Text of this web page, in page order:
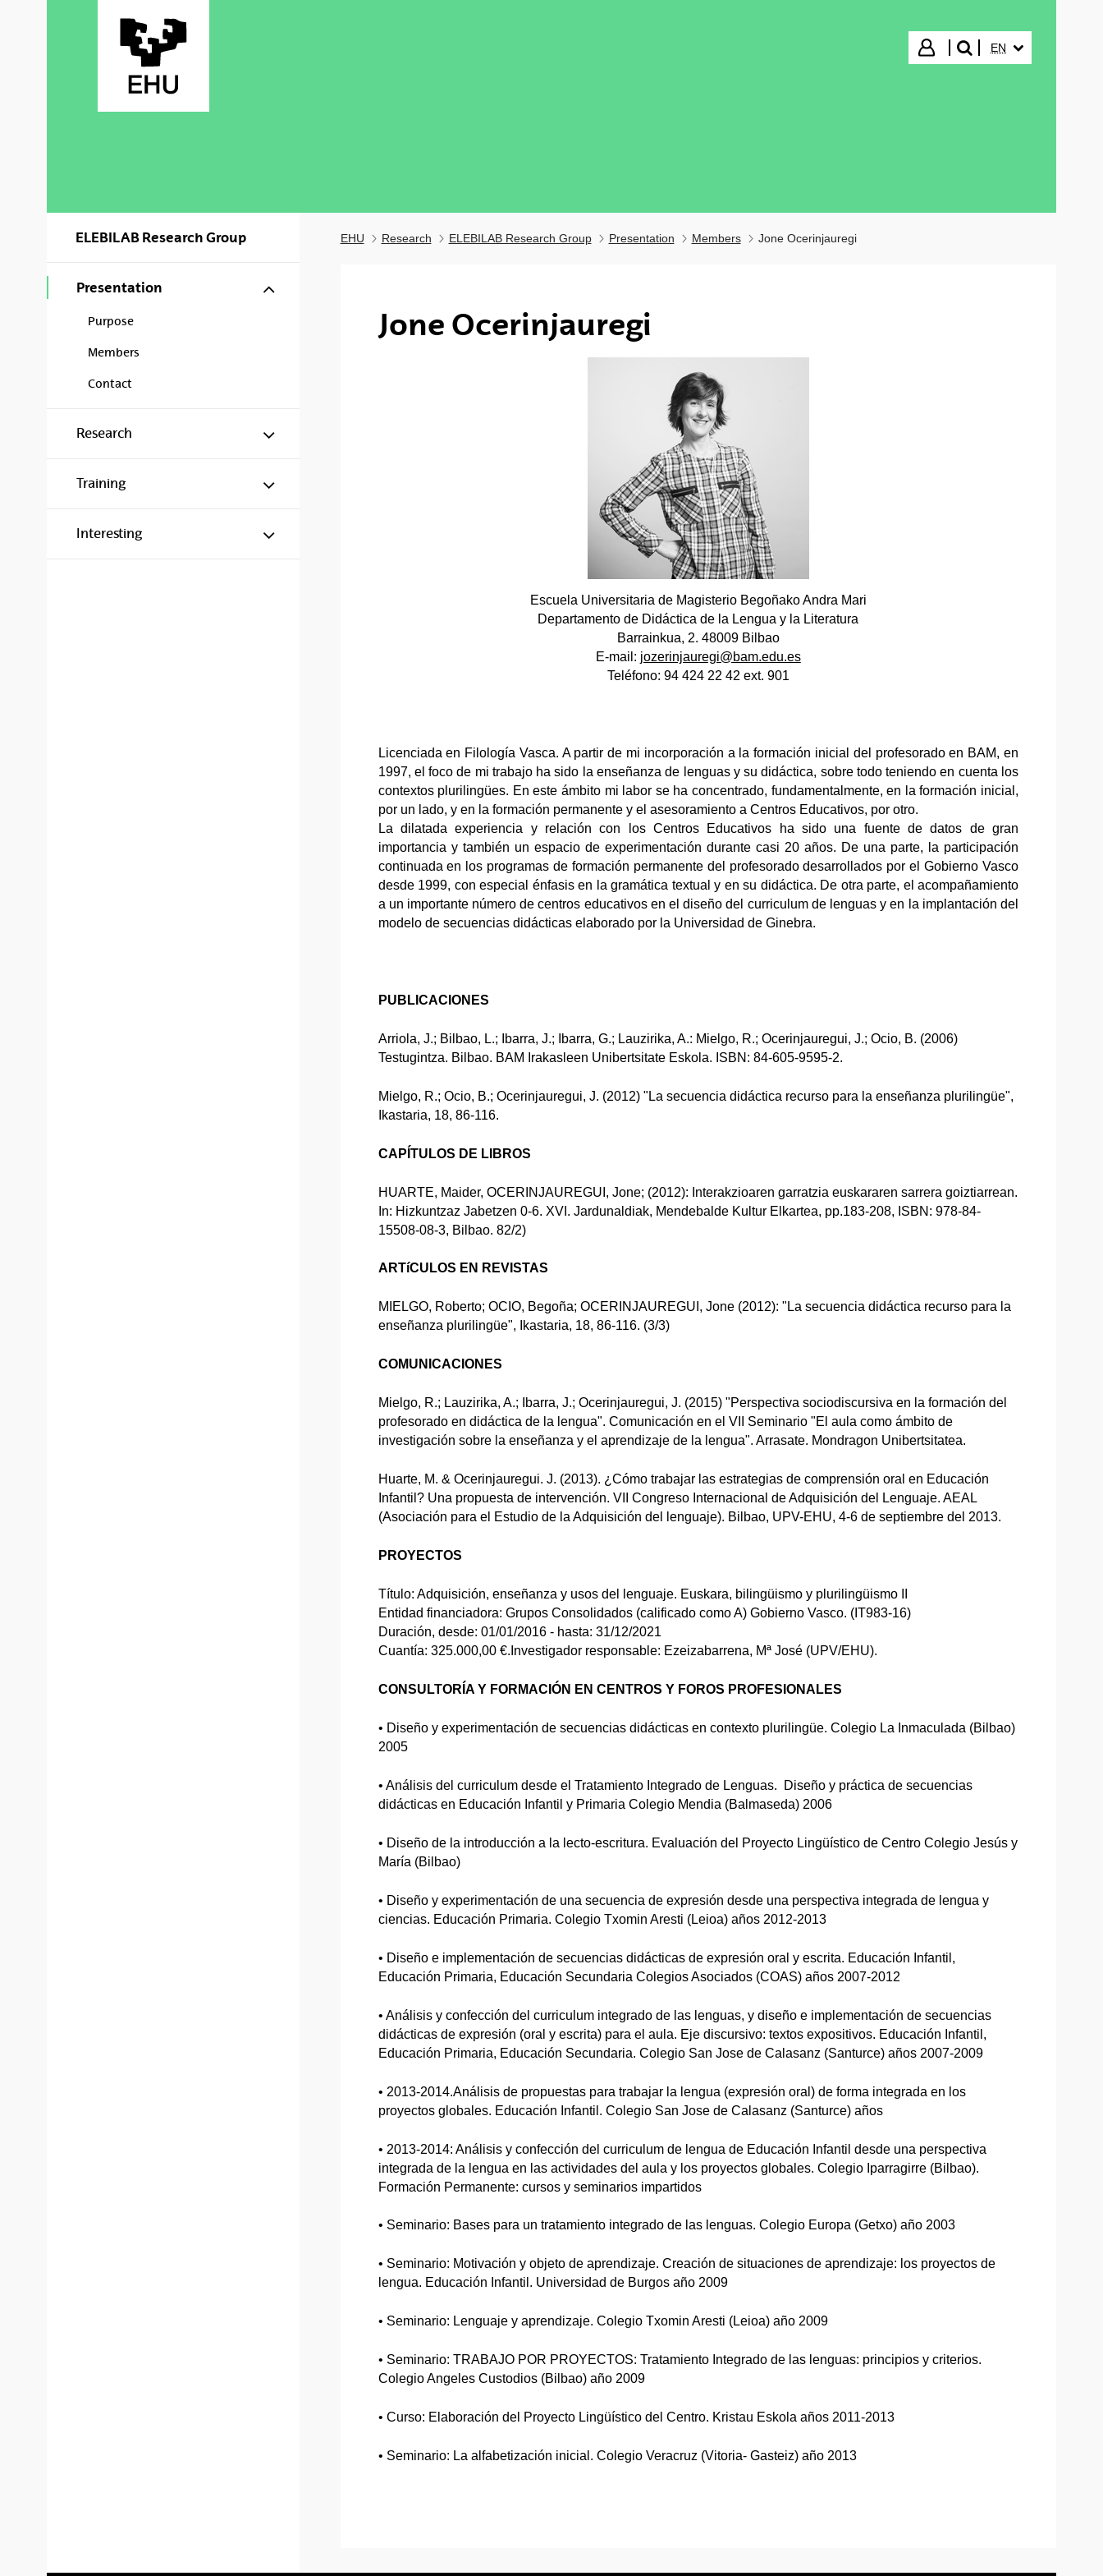
Login
search"
EN
ELEBILAB Research Group
Presentation Show/hide subpages
Purpose
Members
Contact
Research Show/hide subpages
Training Show/hide subpages
Interesting Show/hide subpages
EHU Research ELEBILAB Research Group Presentation Members Jone Ocerinjauregi
Jone Ocerinjauregi
Escuela Universitaria de Magisterio Begoñako Andra Mari
Departamento de Didáctica de la Lengua y la Literatura
Barrainkua, 2. 48009 Bilbao
E-mail: jozerinjauregi@bam.edu.es
Teléfono: 94 424 22 42 ext. 901
Licenciada en Filología Vasca. A partir de mi incorporación a la formación inicial del profesorado en BAM, en
1997, el foco de mi trabajo ha sido la enseñanza de lenguas y su didáctica, sobre todo teniendo en cuenta los
contextos plurilingües. En este ámbito mi labor se ha concentrado, fundamentalmente, en la formación inicial,
por un lado, y en la formación permanente y el asesoramiento a Centros Educativos, por otro.
La dilatada experiencia y relación con los Centros Educativos ha sido una fuente de datos de gran
importancia y también un espacio de experimentación durante casi 20 años. De una parte, la participación
continuada en los programas de formación permanente del profesorado desarrollados por el Gobierno Vasco
desde 1999, con especial énfasis en la gramática textual y en su didáctica. De otra parte, el acompañamiento
a un importante número de centros educativos en el diseño del curriculum de lenguas y en la implantación del
modelo de secuencias didácticas elaborado por la Universidad de Ginebra.
PUBLICACIONES
Arriola, J.; Bilbao, L.; Ibarra, J.; Ibarra, G.; Lauzirika, A.: Mielgo, R.; Ocerinjauregui, J.; Ocio, B. (2006)
Testugintza. Bilbao. BAM Irakasleen Unibertsitate Eskola. ISBN: 84-605-9595-2.
Mielgo, R.; Ocio, B.; Ocerinjauregui, J. (2012) "La secuencia didáctica recurso para la enseñanza plurilingüe",
Ikastaria, 18, 86-116.
CAPÍTULOS DE LIBROS
HUARTE, Maider, OCERINJAUREGUI, Jone; (2012): Interakzioaren garratzia euskararen sarrera goiztiarrean.
In: Hizkuntzaz Jabetzen 0-6. XVI. Jardunaldiak, Mendebalde Kultur Elkartea, pp.183-208, ISBN: 978-84-
15508-08-3, Bilbao. 82/2)
ARTíCULOS EN REVISTAS
MIELGO, Roberto; OCIO, Begoña; OCERINJAUREGUI, Jone (2012): "La secuencia didáctica recurso para la
enseñanza plurilingüe", Ikastaria, 18, 86-116. (3/3)
COMUNICACIONES
Mielgo, R.; Lauzirika, A.; Ibarra, J.; Ocerinjauregui, J. (2015) "Perspectiva sociodiscursiva en la formación del
profesorado en didáctica de la lengua". Comunicación en el VII Seminario "El aula como ámbito de
investigación sobre la enseñanza y el aprendizaje de la lengua". Arrasate. Mondragon Unibertsitatea.
Huarte, M. & Ocerinjauregui. J. (2013). ¿Cómo trabajar las estrategias de comprensión oral en Educación
Infantil? Una propuesta de intervención. VII Congreso Internacional de Adquisición del Lenguaje. AEAL
(Asociación para el Estudio de la Adquisición del lenguaje). Bilbao, UPV-EHU, 4-6 de septiembre del 2013.
PROYECTOS
Título: Adquisición, enseñanza y usos del lenguaje. Euskara, bilingüismo y plurilingüismo II
Entidad financiadora: Grupos Consolidados (calificado como A) Gobierno Vasco. (IT983-16)
Duración, desde: 01/01/2016 - hasta: 31/12/2021
Cuantía: 325.000,00 €.Investigador responsable: Ezeizabarrena, Mª José (UPV/EHU).
CONSULTORÍA Y FORMACIÓN EN CENTROS Y FOROS PROFESIONALES
• Diseño y experimentación de secuencias didácticas en contexto plurilingüe. Colegio La Inmaculada (Bilbao)
2005
• Análisis del curriculum desde el Tratamiento Integrado de Lenguas. Diseño y práctica de secuencias
didácticas en Educación Infantil y Primaria Colegio Mendia (Balmaseda) 2006
• Diseño de la introducción a la lecto-escritura. Evaluación del Proyecto Lingüístico de Centro Colegio Jesús y
María (Bilbao)
• Diseño y experimentación de una secuencia de expresión desde una perspectiva integrada de lengua y
ciencias. Educación Primaria. Colegio Txomin Aresti (Leioa) años 2012-2013
• Diseño e implementación de secuencias didácticas de expresión oral y escrita. Educación Infantil,
Educación Primaria, Educación Secundaria Colegios Asociados (COAS) años 2007-2012
• Análisis y confección del curriculum integrado de las lenguas, y diseño e implementación de secuencias
didácticas de expresión (oral y escrita) para el aula. Eje discursivo: textos expositivos. Educación Infantil,
Educación Primaria, Educación Secundaria. Colegio San Jose de Calasanz (Santurce) años 2007-2009
• 2013-2014.Análisis de propuestas para trabajar la lengua (expresión oral) de forma integrada en los
proyectos globales. Educación Infantil. Colegio San Jose de Calasanz (Santurce) años
• 2013-2014: Análisis y confección del curriculum de lengua de Educación Infantil desde una perspectiva
integrada de la lengua en las actividades del aula y los proyectos globales. Colegio Iparragirre (Bilbao).
Formación Permanente: cursos y seminarios impartidos
• Seminario: Bases para un tratamiento integrado de las lenguas. Colegio Europa (Getxo) año 2003
• Seminario: Motivación y objeto de aprendizaje. Creación de situaciones de aprendizaje: los proyectos de
lengua. Educación Infantil. Universidad de Burgos año 2009
• Seminario: Lenguaje y aprendizaje. Colegio Txomin Aresti (Leioa) año 2009
• Seminario: TRABAJO POR PROYECTOS: Tratamiento Integrado de las lenguas: principios y criterios.
Colegio Angeles Custodios (Bilbao) año 2009
• Curso: Elaboración del Proyecto Lingüístico del Centro. Kristau Eskola años 2011-2013
• Seminario: La alfabetización inicial. Colegio Veracruz (Vitoria- Gasteiz) año 2013